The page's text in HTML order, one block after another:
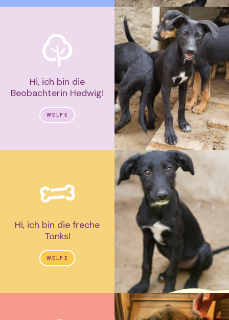
Hi, ich bin die
Beobachterin Hedwig!
WELPE
Hi, ich bin die freche
Tonks!
WELPE